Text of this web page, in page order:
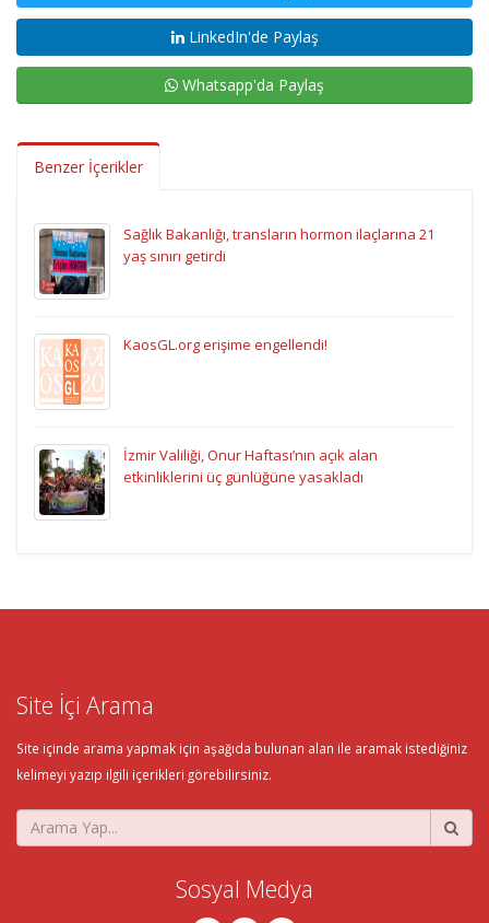
LinkedIn'de Paylaş
Whatsapp'da Paylaş
Benzer İçerikler
Sağlık Bakanlığı, transların hormon ilaçlarına 21
yaş sınırı getirdi
KaosGL.org erişime engellendi!
İzmir Valiliği, Onur Haftası’nın açık alan
etkinliklerini üç günlüğüne yasakladı
Site İçi Arama
Site içinde arama yapmak için aşağıda bulunan alan ile aramak istediğiniz
kelimeyi yazıp ilgili içerikleri görebilirsiniz.
Sosyal Medya